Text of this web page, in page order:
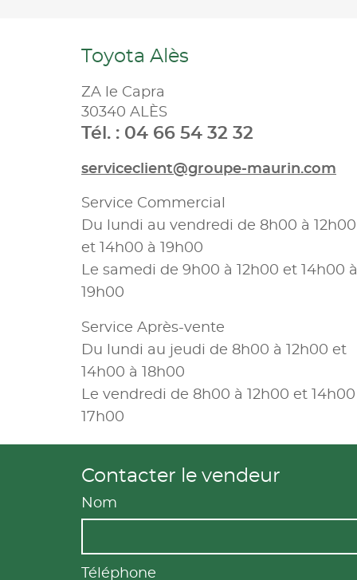
Toyota Alès
ZA le Capra
30340 ALÈS
Tél. : 04 66 54 32 32
serviceclient@groupe-maurin.com
Service Commercial
Du lundi au vendredi de 8h00 à 12h00
et 14h00 à 19h00
Le samedi de 9h00 à 12h00 et 14h00 à
19h00
Service Après-vente
Du lundi au jeudi de 8h00 à 12h00 et
14h00 à 18h00
Le vendredi de 8h00 à 12h00 et
17h00
Contacter le vendeur
Nom
Téléphone